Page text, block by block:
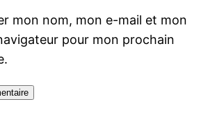
mon nom, mon e-mail et mon
pour mon prochain